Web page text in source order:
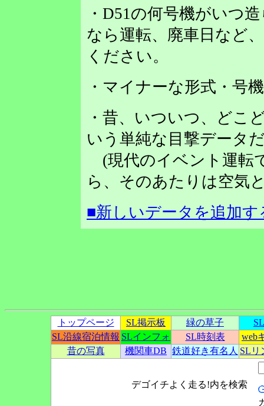
・D51の何号機がいつ
なら運転、廃車日など
ください。
・マイナーな形式・号
・昔、いついつ、どこ
いう単純な目撃データ
(現代のイベント運転
ら、そのあたりは空気
■新しいデータを追加す
トップページ SL掲示板 緑の草子
SL沿線宿泊情報 SLインフォ SL時刻表
web
昔の写真
機関車DB 鉄道好き有名人 SLリ
デゴイチよく走る!内を検索